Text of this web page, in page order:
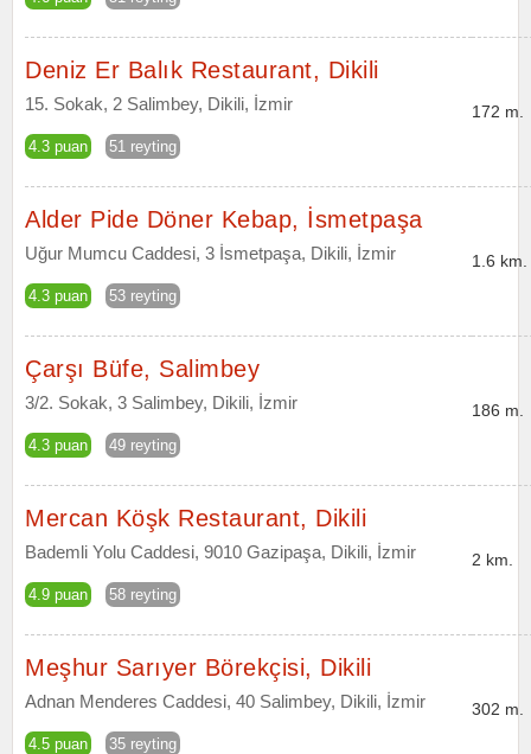
Deniz Er Balık Restaurant, Dikili
15. Sokak, 2 Salimbey, Dikili, İzmir
4.3 puan 51 reyting
172 m.
Alder Pide Döner Kebap, İsmetpaşa
Uğur Mumcu Caddesi, 3 İsmetpaşa, Dikili, İzmir
4.3 puan 53 reyting
1.6 km.
Çarşı Büfe, Salimbey
3/2. Sokak, 3 Salimbey, Dikili, İzmir
4.3 puan 49 reyting
186 m.
Mercan Köşk Restaurant, Dikili
Bademli Yolu Caddesi, 9010 Gazipaşa, Dikili, İzmir
4.9 puan 58 reyting
2 km.
Meşhur Sarıyer Börekçisi, Dikili
Adnan Menderes Caddesi, 40 Salimbey, Dikili, İzmir
4.5 puan 35 reyting
302 m.